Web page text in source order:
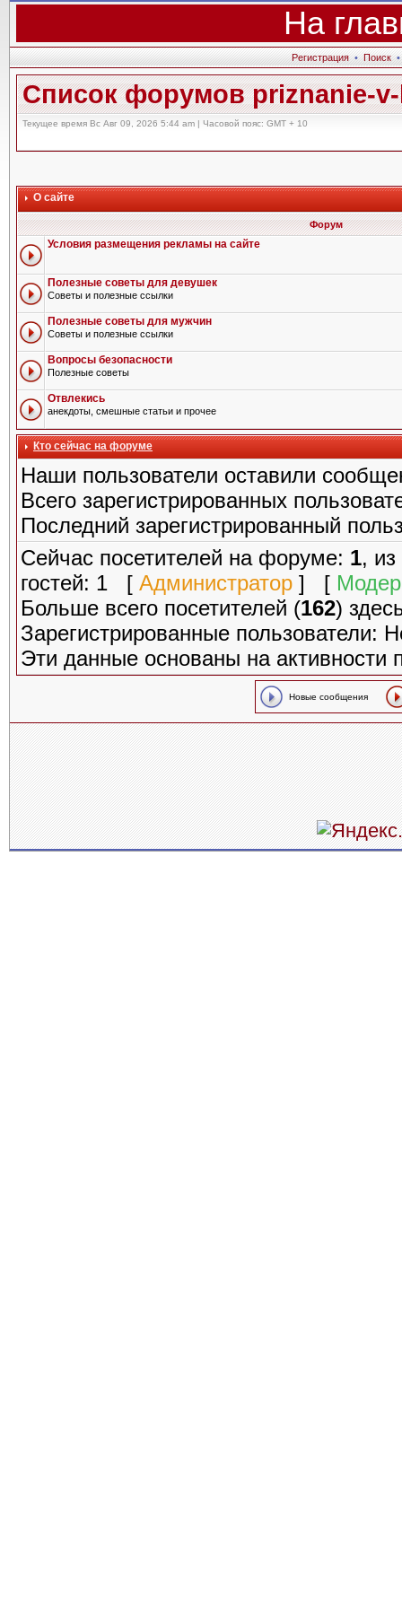
На
Регистрация • Поиск •
Список форумов priznanie-
Текущее время Вс Авг 09, 2026 5:44 am | Часовой пояс: GMT + 10
О сайте
Форум
Условия размещения рекламы на сайте
Полезные советы для девушек
Советы и полезные ссылки
Полезные советы для мужчин
Советы и полезные ссылки
Вопросы безопасности
Полезные советы
Отвлекись
анекдоты, смешные статьи и прочее
Кто сейчас на форуме
Наши пользователи оставили
Всего зарегистрированных
Последний зарегистрированный
Сейчас посетителей на форуме: 1,
гостей: 1 [ Администратор ] [
Больше всего посетителей (162)
Зарегистрированные пользователи:
Эти данные основаны на активности
Новые сообщения